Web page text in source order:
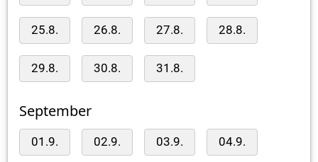
25.8. 26.8. 27.8. 28.8.
29.8. 30.8. 31.8.
September
01.9. 02.9. 03.9. 04.9.